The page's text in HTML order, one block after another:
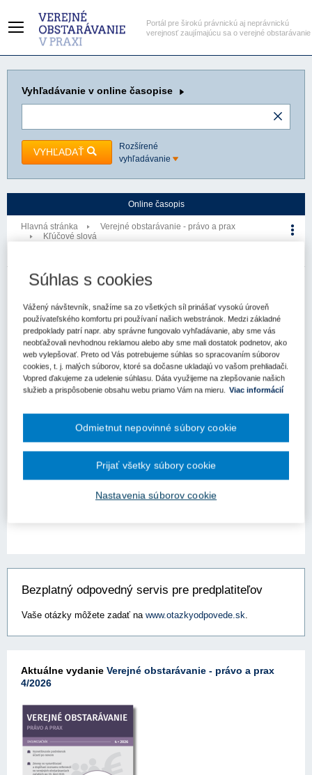
Portál pre širokú právnickú aj neprávnickú
verejnosť zaujímajúcu sa o verejné obstarávanie
Vyhľadávanie v online časopise
VYHĽADAŤ
Rozšírené
vyhľadávanie
Online časopis
Hlavná stránka
Verejné obstarávanie - právo a prax
Kľúčové slová
Aktuality
Zelenšie Slovensko - Stratégia
environmentálnej politiky Slovenskej republiky
do roku 2030
Vláda SR na svojom rokovaní vo februári 2019 schválila materiál
Slovenskej republiky do roku 2030 (ďalej aj "Stratégia"). V tomto
príspevku si dovolíme čitateľom predstaviť najdôležitejšie č...
Environmentálna politika
Bezplatný odpovedný servis pre predplatiteľov
Vaše otázky môžete zadať na www.otazkyodpovede.sk.
Aktuálne vydanie Verejné obstarávanie - právo a prax
4/2026
Súhlas s cookies
Vážený návštevník, snažíme sa zo všetkých síl prinášať vysokú úroveň
používateľského komfortu pri používaní našich webstránok. Medzi základné
predpoklady patrí napr. aby správne fungovalo vyhľadávanie, aby sme vás
neobťažovali nevhodnou reklamou alebo aby sme mali dostatok podnetov, ako
web vylepšovať. Preto od Vás potrebujeme súhlas so spracovaním súborov
cookies, t. j. malých súborov, ktoré sa dočasne ukladajú vo vašom prehliadači.
Vopred ďakujeme za udelenie súhlasu. Dáta využijeme na zlepšovanie našich
služieb a prispôsobenie obsahu webu priamo Vám na mieru.
Viac informácií
Nastavenia súborov cookie
Odmietnut nepovinné súbory cookie
Prijať všetky súbory cookie